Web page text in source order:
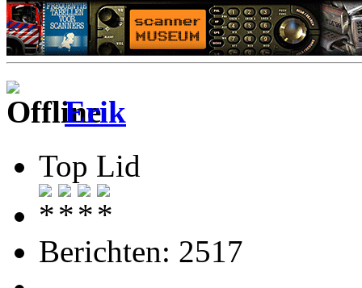
Erik
Top Lid
Berichten: 2517